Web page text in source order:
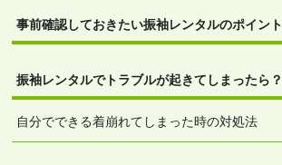
事前確認しておきたい振袖レンタルのポイント
振袖レンタルでトラブルが起きてしまったら？
自分でできる着崩れてしまった時の対処法